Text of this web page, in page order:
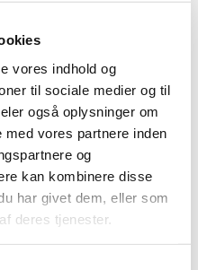
vores indhold og
til sociale medier og til
også oplysninger om
vores partnere inden
og
kan kombinere disse
har givet dem, eller som
deres tjenester.